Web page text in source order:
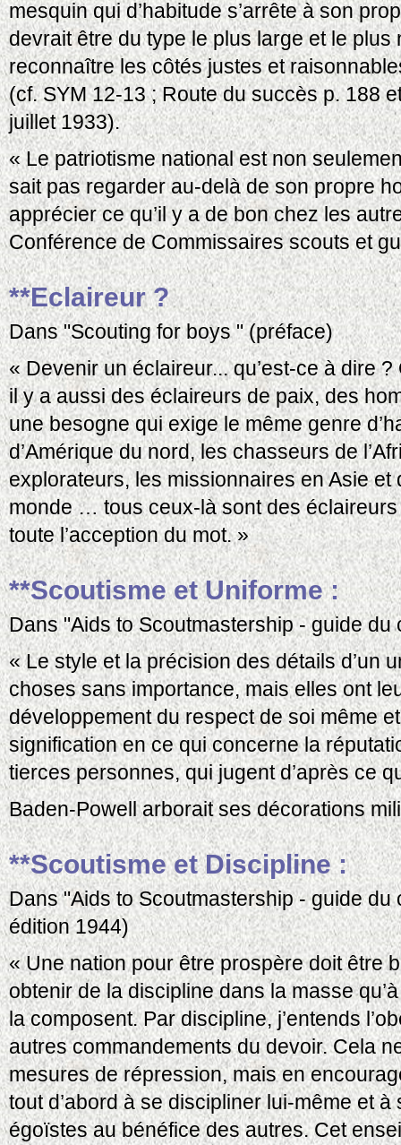
mesquin qui d’habitude s’arrête à son
devrait être du type le plus large et le plus
reconnaître les côtés justes et
(cf. SYM 12-13 ; Route du succès p. 188
juillet 1933).
« Le patriotisme national est non
sait pas regarder au-delà de son propre
apprécier ce qu’il y a de bon chez les
Conférence de Commissaires scouts et
**Eclaireur ?
Dans "Scouting for boys " (préface)
« Devenir un éclaireur... qu’est-ce à dire
il y a aussi des éclaireurs de paix, des
une besogne qui exige le même genre
d’Amérique du nord, les chasseurs de
explorateurs, les missionnaires en Asie et
monde … tous ceux-là sont des
toute l’acception du mot. »
**Scoutisme et Uniforme :
Dans "Aids to Scoutmastership - guide
« Le style et la précision des détails d’un
choses sans importance, mais elles ont
développement du respect de soi même
signification en ce qui concerne la
tierces personnes, qui jugent d’après ce
Baden-Powell arborait ses décorations
**Scoutisme et Discipline :
Dans "Aids to Scoutmastership - guide du
édition 1944)
« Une nation pour être prospère doit être
obtenir de la discipline dans la masse
la composent. Par discipline, j’entends
autres commandements du devoir. Cela
mesures de répression, mais en
tout d’abord à se discipliner lui-même et
égoïstes au bénéfice des autres. Cet